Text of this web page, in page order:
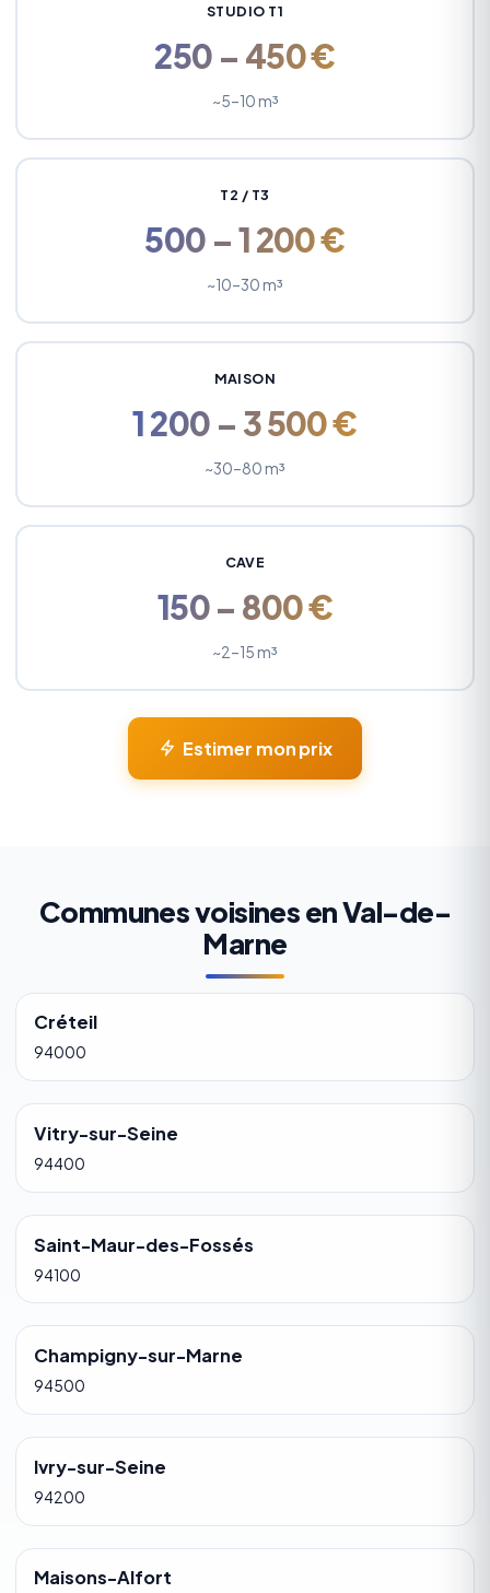
STUDIO T1
250 – 450 €
~5–10 m³
T2 / T3
500 – 1 200 €
~10–30 m³
MAISON
1 200 – 3 500 €
~30–80 m³
CAVE
150 – 800 €
~2–15 m³
Estimer mon prix
Communes voisines en Val-de-
Marne
Créteil
94000
Vitry-sur-Seine
94400
Saint-Maur-des-Fossés
94100
Champigny-sur-Marne
94500
Ivry-sur-Seine
94200
Maisons-Alfort